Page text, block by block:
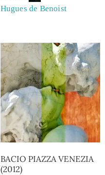
Hugues de Benoist
BACIO PIAZZA VENEZIA
(2012)